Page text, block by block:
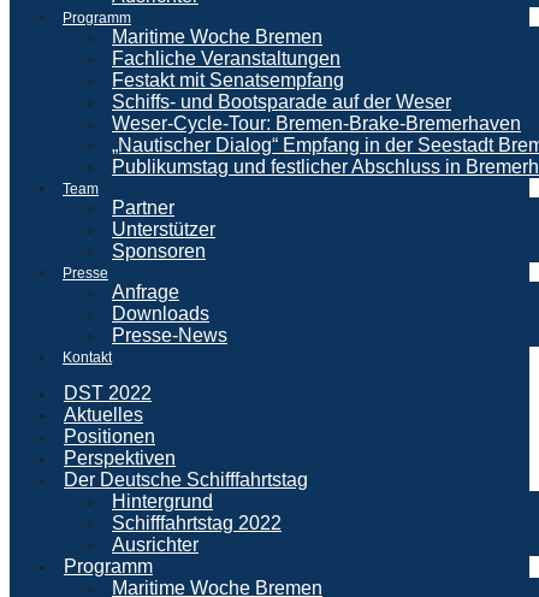
Programm
Maritime Woche Bremen
Fachliche Veranstaltungen
Festakt mit Senatsempfang
Schiffs- und Bootsparade auf der Weser
Weser-Cycle-Tour: Bremen-Brake-Bremerhaven
„Nautischer Dialog“ Empfang in der Seestadt
Publikumstag und festlicher Abschluss in
Team
Partner
Unterstützer
Sponsoren
Presse
Anfrage
Downloads
Presse-News
Kontakt
DST 2022
Aktuelles
Positionen
Perspektiven
Der Deutsche Schifffahrtstag
Hintergrund
Schifffahrtstag 2022
Ausrichter
Programm
Maritime Woche Bremen